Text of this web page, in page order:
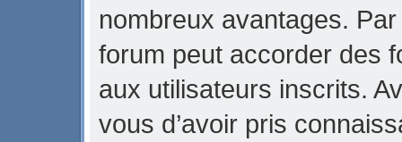
nombreux avantages.
forum peut accorder des
aux utilisateurs inscrits.
vous d’avoir pris